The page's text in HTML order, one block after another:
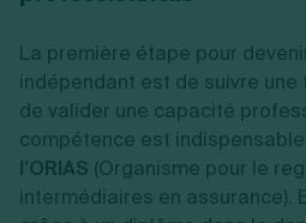
La première étape pour
indépendant est de suivre
de valider une capacité
compétence est
l’ORIAS (Organisme pour le
intermédiaires en assurance).